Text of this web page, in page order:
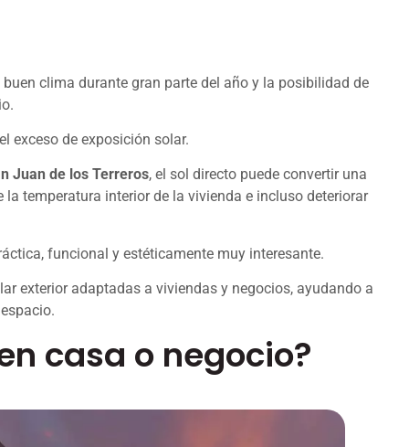
clima durante gran parte del año y la posibilidad de
exceso de exposición solar.
Juan de los Terreros, el sol directo puede convertir una
temperatura interior de la vivienda e incluso deteriorar
funcional y estéticamente muy interesante.
exterior adaptadas a viviendas y negocios, ayudando a
casa o negocio?